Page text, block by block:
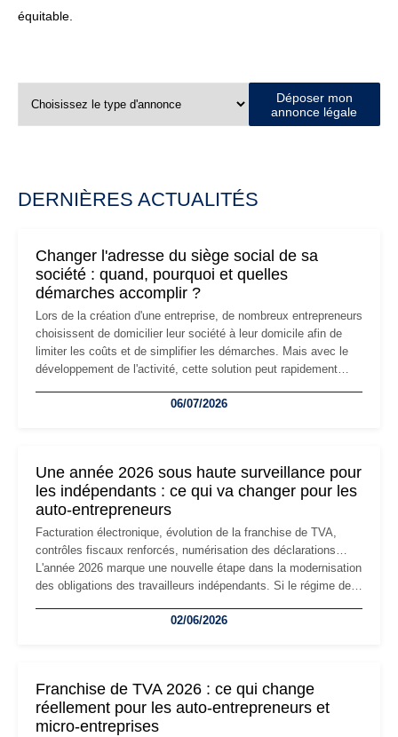
équitable.
Déposer mon
annonce légale
DERNIÈRES ACTUALITÉS
Changer l'adresse du siège social de sa
société : quand, pourquoi et quelles
démarches accomplir ?
Lors de la création d'une entreprise, de nombreux entrepreneurs
choisissent de domicilier leur société à leur domicile afin de
limiter les coûts et de simplifier les démarches. Mais avec le
développement de l'activité, cette solution peut rapidement
professionnels, recrutement, image de marque… Le
06/07/2026
Une année 2026 sous haute surveillance pour
les indépendants : ce qui va changer pour les
auto-entrepreneurs
Facturation électronique, évolution de la franchise de TVA,
contrôles fiscaux renforcés, numérisation des déclarations…
L'année 2026 marque une nouvelle étape dans la modernisation
des obligations des travailleurs indépendants. Si le régime de
les auto-entrepreneurs devront s'adapter à un environnement
02/06/2026
Franchise de TVA 2026 : ce qui change
réellement pour les auto-entrepreneurs et
micro-entreprises